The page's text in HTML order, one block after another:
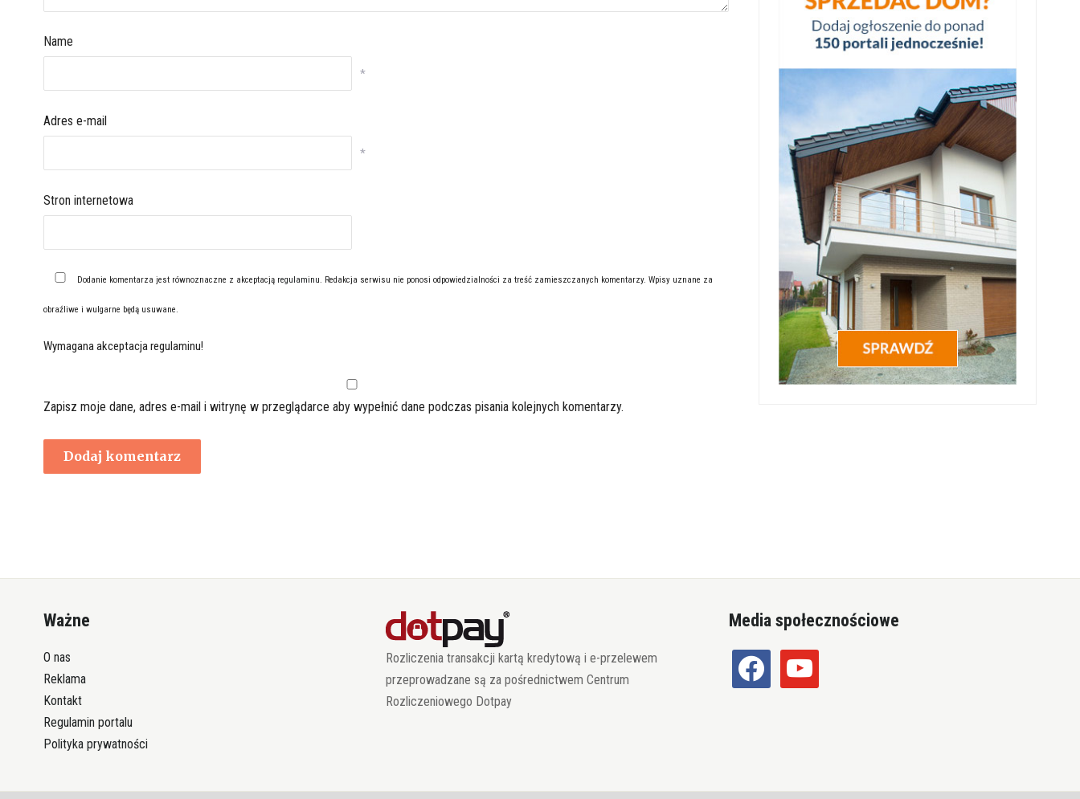
Name
*
Adres e-mail
*
Stron internetowa
Dodanie komentarza jest równoznaczne z akceptacją regulaminu. Redakcja serwisu nie ponosi odpowiedzialności za treść zamieszczanych komentarzy. Wpisy uznane za
obraźliwe i wulgarne będą usuwane.
Wymagana akceptacja regulaminu!
Zapisz moje dane, adres e-mail i witrynę w przeglądarce aby wypełnić dane podczas pisania kolejnych komentarzy.
Ważne
O nas
Reklama
Kontakt
Regulamin portalu
Polityka prywatności
Rozliczenia transakcji kartą kredytową i e-przelewem
przeprowadzane są za pośrednictwem Centrum
Rozliczeniowego Dotpay
Media społecznościowe
facebook youtube